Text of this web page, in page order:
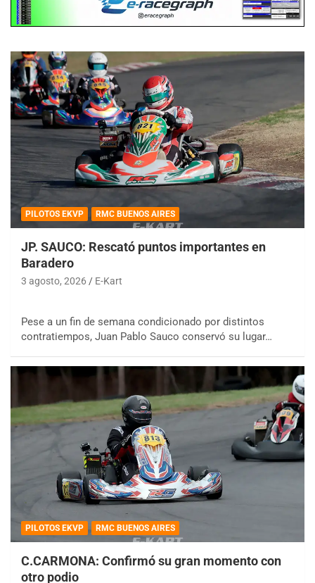
PILOTOS EKVP RMC BUENOS AIRES
JP. SAUCO: Rescató puntos importantes en
Baradero
3 agosto, 2026 E-Kart
Pese a un fin de semana condicionado por distintos
contratiempos, Juan Pablo Sauco conservó su lugar…
PILOTOS EKVP RMC BUENOS AIRES
C.CARMONA: Confirmó su gran momento con
otro podio